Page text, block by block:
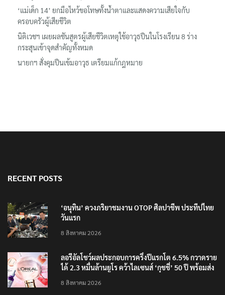
ลอรีอัลโชว์ผลประกอบการครึ่งปีแรกโต 6.5% กวาดรายได้ 2.3 หมื่น
ล้านยูโร คว้าไลเซนส์ ‘กุชชี่’ 50 ปี พร้อมส่ง 4 แบรนด์ใหม่บุกตลาดไทย
‘แม่เด็ก 14’ ยกมือไหว้ขอโทษทั้งน้ำตาและแสดงความเสียใจกับ
ครอบครัวผู้เสียชีวิต
นิติเวชฯ เผยผลชันสูตรผู้เสียชีวิตเหตุใช้อาวุธปืนในโรงเรียน 8 ร่าง
กระสุนเข้าจุดสำคัญทั้งหมด
‘อนุทิน’ ควงภริยาชมงาน OTOP ศิลปาชีพ ประทีปไทย
8 สิงหาคม 2026
ลอรีอัลโชว์ผลประกอบการครึ่งปีแรกโต 6.5% กวาดราย